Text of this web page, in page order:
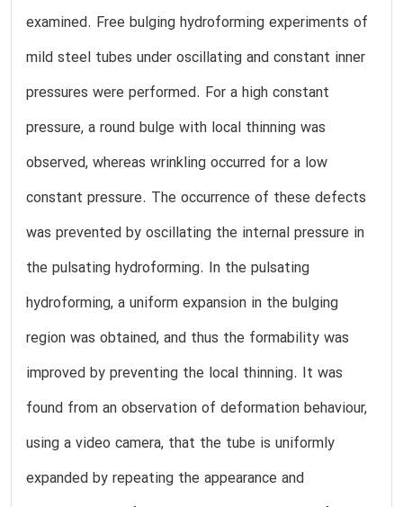
examined. Free bulging hydroforming experiments of
mild steel tubes under oscillating and constant inner
pressures were performed. For a high constant
pressure, a round bulge with local thinning was
observed, whereas wrinkling occurred for a low
constant pressure. The occurrence of these defects
was prevented by oscillating the internal pressure in
the pulsating hydroforming. In the pulsating
hydroforming, a uniform expansion in the bulging
region was obtained, and thus the formability was
improved by preventing the local thinning. It was
found from an observation of deformation behaviour,
using a video camera, that the tube is uniformly
expanded by repeating the appearance and